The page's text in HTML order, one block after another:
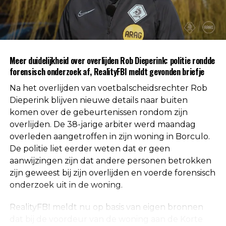
gevonden voor betrokkenheid van andere
personen. Daarmee is die mogelijkheid volgens de
autoriteiten uitgesloten.
worden geen verdere mededelingen gedaan over
de doodsoorzaak.
Een vaste waarde in de Nederlandse
arbitrage
Met het overlijden van Rob Dieperink verliest het
Nederlandse voetbal een scheidsrechter die
jarenlang actief was op het hoogste niveau.
Dieperink begon al op jonge leeftijd met fluiten in
het amateurvoetbal en werkte zich stap voor stap
Meer duidelijkheid over overlijden Rob Dieperink: politie rondde
forensisch onderzoek af, RealityFBI meldt gevonden briefje
Na het overlijden van voetbalscheidsrechter Rob
Dieperink blijven nieuwe details naar buiten
komen over de gebeurtenissen rondom zijn
overlijden. De 38-jarige arbiter werd maandag
overleden aangetroffen in zijn woning in Borculo.
De politie liet eerder weten dat er geen
aanwijzingen zijn dat andere personen betrokken
zijn geweest bij zijn overlijden en voerde forensisch
onderzoek uit in de woning.
RealityFBI meldt nu op basis van eigen bronnen